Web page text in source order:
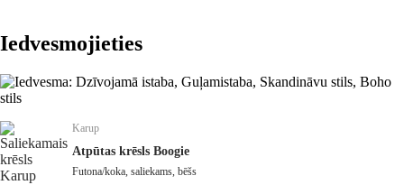
Iedvesmojieties
Karup
Atpūtas krēsls Boogie
Futona/koka, saliekams, bēšs